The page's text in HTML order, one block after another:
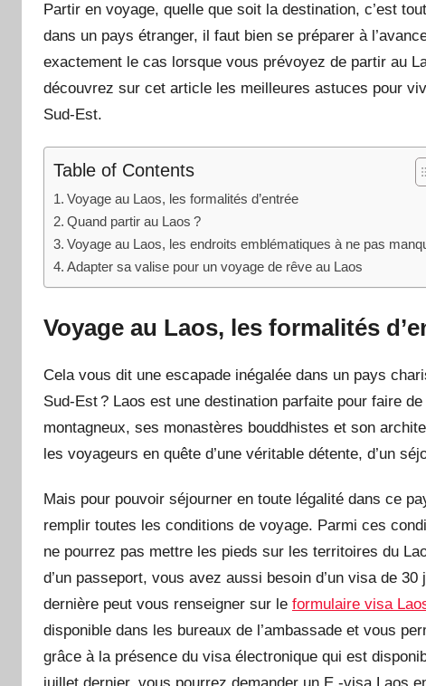
Partir en voyage, quelle que soit la destination, c’est
dans un pays étranger, il faut bien se préparer à
exactement le cas lorsque vous prévoyez de partir au
découvrez sur cet article les meilleures astuces pour
Sud-Est.
Table of Contents
Voyage au Laos, les formalités d’entrée
Quand partir au Laos ?
Voyage au Laos, les endroits emblématiques à ne pas
Adapter sa valise pour un voyage de rêve au Laos
Voyage au Laos, les formalités
Cela vous dit une escapade inégalée dans un pays
Sud-Est ? Laos est une destination parfaite pour faire
montagneux, ses monastères bouddhistes et son
les voyageurs en quête d’une véritable détente, d’un
Mais pour pouvoir séjourner en toute légalité dans ce
remplir toutes les conditions de voyage. Parmi ces
ne pourrez pas mettre les pieds sur les territoires du
d’un passeport, vous avez aussi besoin d’un visa de
dernière peut vous renseigner sur le formulaire visa
disponible dans les bureaux de l’ambassade et vous
grâce à la présence du visa électronique qui est